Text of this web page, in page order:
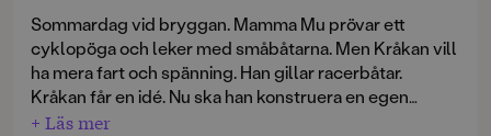
Sommardag vid bryggan. Mamma Mu prövar ett
cyklopöga och leker med småbåtarna. Men Kråkan vill
ha mera fart och spänning. Han gillar racerbåtar.
Kråkan får en idé. Nu ska han konstruera en egen
racerbåt. Han behöver låna Mamma Mus cykelslang.
+ Läs mer